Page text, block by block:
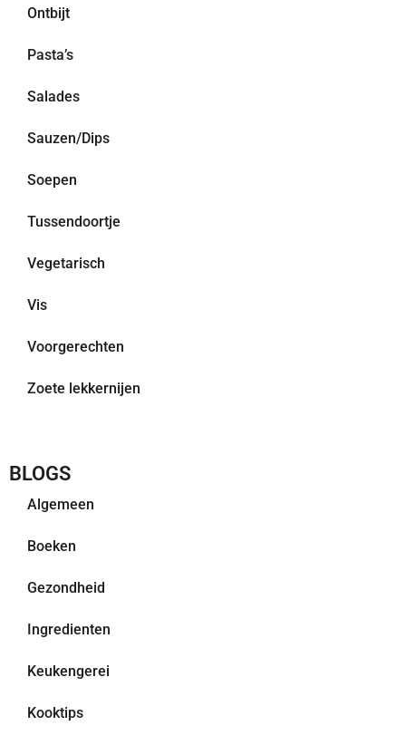
Ontbijt
Pasta’s
Salades
Sauzen/Dips
Soepen
Tussendoortje
Vegetarisch
Vis
Voorgerechten
Zoete lekkernijen
BLOGS
Algemeen
Boeken
Gezondheid
Ingredienten
Keukengerei
Kooktips